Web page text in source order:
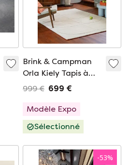
Brink & Campman
Orla Kiely Tapis à
tiges solides
999 € 699 €
Modèle Expo
Sélectionné
-53%